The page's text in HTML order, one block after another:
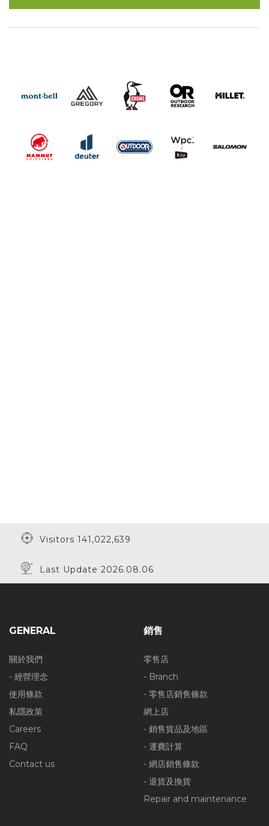
Visitors 141,022,639
Last Update 2026.08.06
GENERAL
關於我們
- 經營理念
使用條款
私隱政策
Careers
FAQ
Contact us
銷售
零售店
- Branch
- 零售店銷售條款
網上店
- 銷售貨品及地區
- 運費計算
- 網店銷售條款
- 退貨及換貨
Repair and maintenance